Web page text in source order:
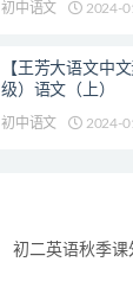
初中语文 2024-
【王芳大语文中
级）语文（上）
初中语文 2024-
初二英语秋季